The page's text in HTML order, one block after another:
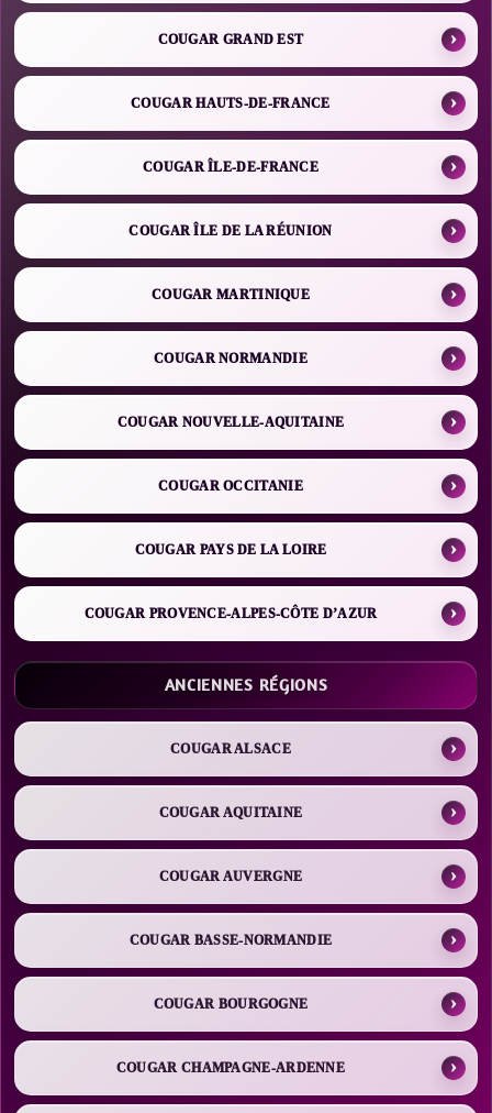
COUGAR GRAND EST
COUGAR HAUTS-DE-FRANCE
COUGAR ÎLE-DE-FRANCE
COUGAR ÎLE DE LA RÉUNION
COUGAR MARTINIQUE
COUGAR NORMANDIE
COUGAR NOUVELLE-AQUITAINE
COUGAR OCCITANIE
COUGAR PAYS DE LA LOIRE
COUGAR PROVENCE-ALPES-CÔTE D’AZUR
ANCIENNES RÉGIONS
COUGAR ALSACE
COUGAR AQUITAINE
COUGAR AUVERGNE
COUGAR BASSE-NORMANDIE
COUGAR BOURGOGNE
COUGAR CHAMPAGNE-ARDENNE